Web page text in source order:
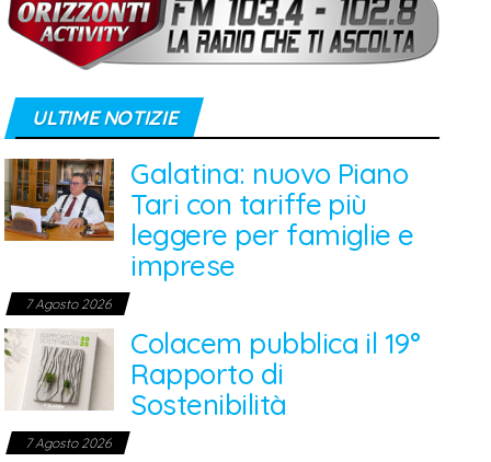
ULTIME NOTIZIE
Galatina: nuovo Piano
Tari con tariffe più
leggere per famiglie e
imprese
7 Agosto 2026
Colacem pubblica il 19°
Rapporto di
Sostenibilità
7 Agosto 2026